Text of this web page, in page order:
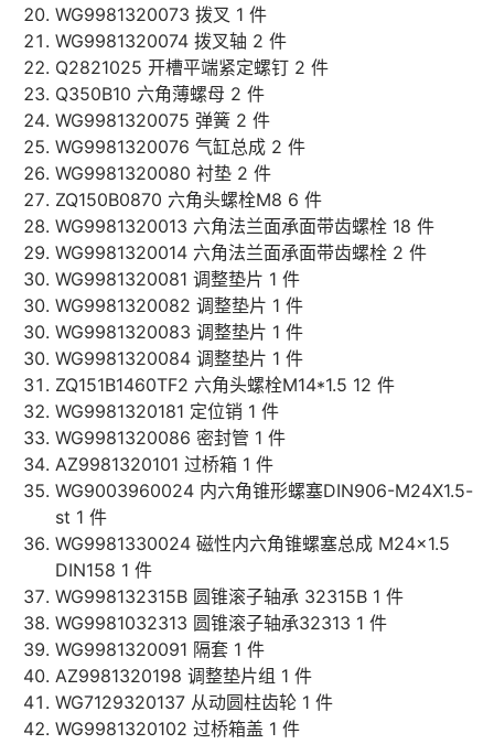
WG9981320073 拨叉 1 件
WG9981320074 拨叉轴 2 件
Q2821025 开槽平端紧定螺钉 2 件
Q350B10 六角薄螺母 2 件
WG9981320075 弹簧 2 件
WG9981320076 气缸总成 2 件
WG9981320080 衬垫 2 件
ZQ150B0870 六角头螺栓M8 6 件
WG9981320013 六角法兰面承面带齿螺栓 18 件
WG9981320014 六角法兰面承面带齿螺栓 2 件
WG9981320081 调整垫片 1 件
WG9981320082 调整垫片 1 件
WG9981320083 调整垫片 1 件
WG9981320084 调整垫片 1 件
ZQ151B1460TF2 六角头螺栓M14*1.5 12 件
WG9981320181 定位销 1 件
WG9981320086 密封管 1 件
AZ9981320101 过桥箱 1 件
WG9003960024 内六角锥形螺塞DIN906-M24X1.5-
st 1 件
WG9981330024 磁性内六角锥螺塞总成 M24x1.5
DIN158 1 件
WG998132315B 圆锥滚子轴承 32315B 1 件
WG9981032313 圆锥滚子轴承32313 1 件
WG9981320091 隔套 1 件
AZ9981320198 调整垫片组 1 件
WG7129320137 从动圆柱齿轮 1 件
WG9981320102 过桥箱盖 1 件